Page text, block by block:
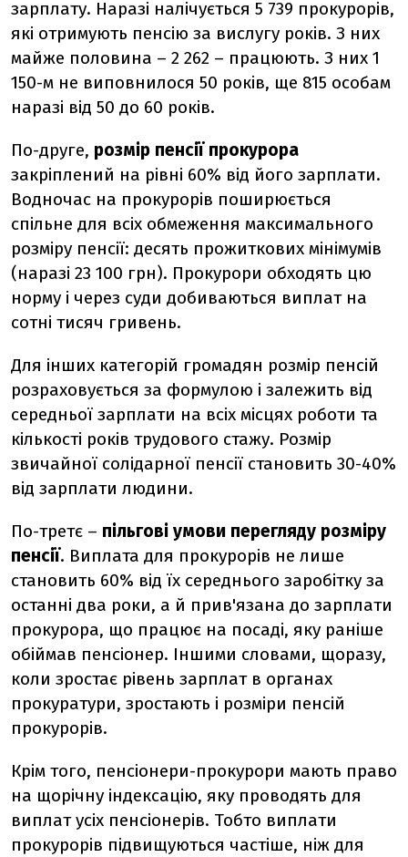
зарплату. Наразі налічується 5 739 прокурорів,
які отримують пенсію за вислугу років. З них
майже половина – 2 262 – працюють. З них 1
150-м не виповнилося 50 років, ще 815 особам
наразі від 50 до 60 років.
По-друге, розмір пенсії прокурора
закріплений на рівні 60% від його зарплати.
Водночас на прокурорів поширюється
спільне для всіх обмеження максимального
розміру пенсії: десять прожиткових мінімумів
(наразі 23 100 грн). Прокурори обходять цю
норму і через суди добиваються виплат на
сотні тисяч гривень.
Для інших категорій громадян розмір пенсій
розраховується за формулою і залежить від
середньої зарплати на всіх місцях роботи та
кількості років трудового стажу. Розмір
звичайної солідарної пенсії становить 30-40%
від зарплати людини.
По-третє – пільгові умови перегляду розміру
пенсії. Виплата для прокурорів не лише
становить 60% від їх середнього заробітку за
останні два роки, а й прив'язана до зарплати
прокурора, що працює на посаді, яку раніше
обіймав пенсіонер. Іншими словами, щоразу,
коли зростає рівень зарплат в органах
прокуратури, зростають і розміри пенсій
прокурорів.
Крім того, пенсіонери-прокурори мають право
на щорічну індексацію, яку проводять для
виплат усіх пенсіонерів. Тобто виплати
прокурорів підвищуються частіше, ніж для